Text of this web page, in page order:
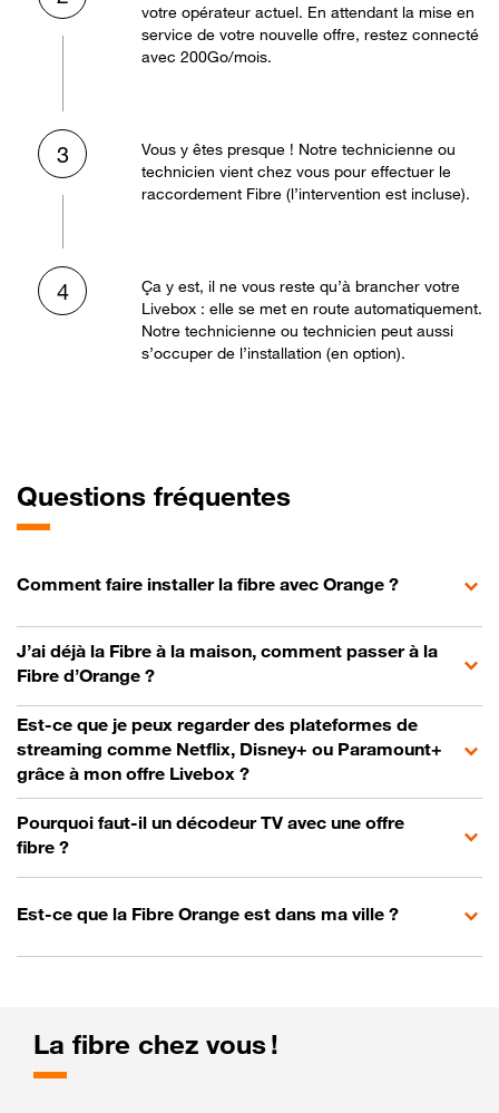
votre opérateur actuel. En attendant la mise en
service de votre nouvelle offre, restez connecté
avec 200Go/mois.
3
Vous y êtes presque ! Notre technicienne ou
technicien vient chez vous pour effectuer le
raccordement Fibre (l’intervention est incluse).
4
Ça y est, il ne vous reste qu’à brancher votre
Livebox : elle se met en route automatiquement.
Notre technicienne ou technicien peut aussi
s’occuper de l’installation (en option).
Questions fréquentes
Comment faire installer la fibre avec Orange ?
J’ai déjà la Fibre à la maison, comment passer à la
Fibre d’Orange ?
Est-ce que je peux regarder des plateformes de
streaming comme Netflix, Disney+ ou Paramount+
grâce à mon offre Livebox ?
Pourquoi faut-il un décodeur TV avec une offre
fibre ?
Est-ce que la Fibre Orange est dans ma ville ?
La fibre chez vous !